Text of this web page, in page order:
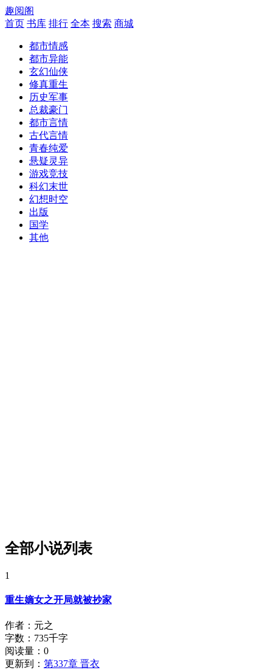
趣阅阁
首页 书库 排行 全本 搜索 商城
都市情感
都市异能
玄幻仙侠
修真重生
历史军事
总裁豪门
都市言情
古代言情
青春纯爱
悬疑灵异
游戏竞技
科幻末世
幻想时空
出版
国学
其他
全部小说列表
1
重生嫡女之开局就被抄家
作者：元之
字数：735千字
阅读量： 0
更新到： 第337章 晋衣